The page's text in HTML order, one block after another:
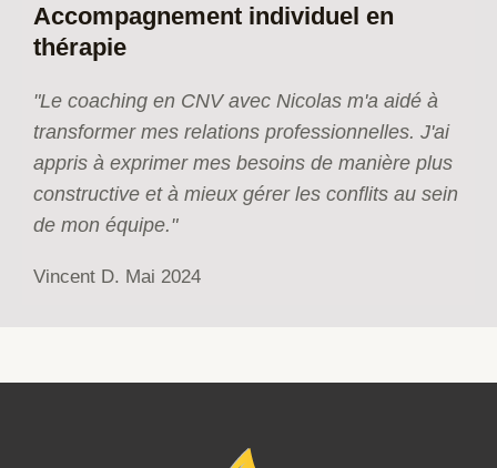
Accompagnement individuel en
thérapie
"Le coaching en CNV avec Nicolas m'a aidé à
transformer mes relations professionnelles. J'ai
appris à exprimer mes besoins de manière plus
constructive et à mieux gérer les conflits au sein
de mon équipe."
Vincent D. Mai 2024